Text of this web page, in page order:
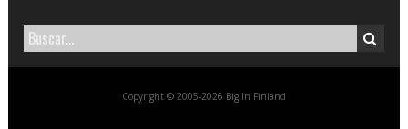
Copyright © 2005-2026 Big In Finland